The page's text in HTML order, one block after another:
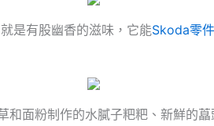
是有股幽香的滋味，它能Skoda零件
和面粉制作的水膩子粑粑、新鮮的藠